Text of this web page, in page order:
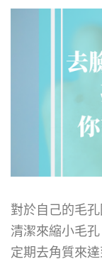
對於自己的毛
清潔來縮小毛
定期去角質來